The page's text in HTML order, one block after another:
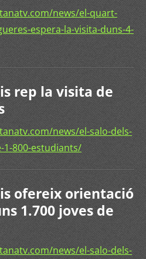
news/el-quart-
espera-la-visita-duns-4-
rep la visita de
news/el-salo-dels-
1-800-estudiants/
ofereix orientació
1.700 joves de
news/el-salo-dels-